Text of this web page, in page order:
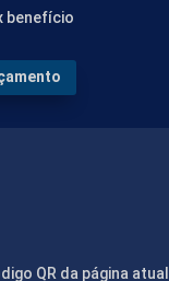
benefício
QR da página atual